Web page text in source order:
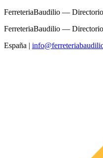
FerreteriaBaudilio — Directorio
FerreteriaBaudilio — Directorio
España |